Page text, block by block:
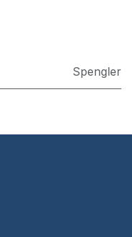
Spengler